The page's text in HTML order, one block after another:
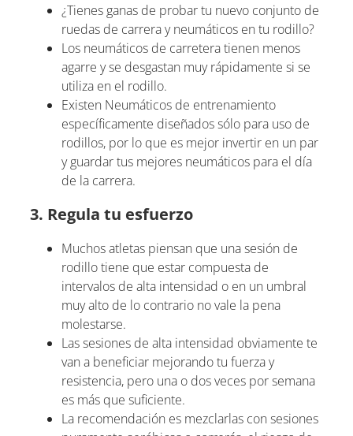
¿Tienes ganas de probar tu nuevo conjunto de
ruedas de carrera y neumáticos en tu rodillo?
Los neumáticos de carretera tienen menos
agarre y se desgastan muy rápidamente si se
utiliza en el rodillo.
Existen Neumáticos de entrenamiento
específicamente diseñados sólo para uso de
rodillos, por lo que es mejor invertir en un par
y guardar tus mejores neumáticos para el día
de la carrera.
3. Regula tu esfuerzo
Muchos atletas piensan que una sesión de
rodillo tiene que estar compuesta de
intervalos de alta intensidad o en un umbral
muy alto de lo contrario no vale la pena
molestarse.
Las sesiones de alta intensidad obviamente te
van a beneficiar mejorando tu fuerza y ​​
resistencia, pero una o dos veces por semana
es más que suficiente.
La recomendación es mezclarlas con sesiones